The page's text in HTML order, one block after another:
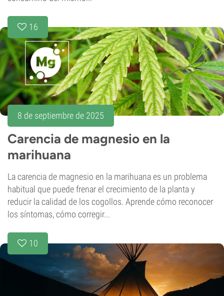
16
8 de septiembre de 2025
Carencia de magnesio en la
marihuana
La carencia de magnesio en la marihuana es un problema
habitual que puede frenar el crecimiento de la planta y
reducir la calidad de los cogollos. Aprende cómo reconocer
los síntomas, cómo corregir...
10